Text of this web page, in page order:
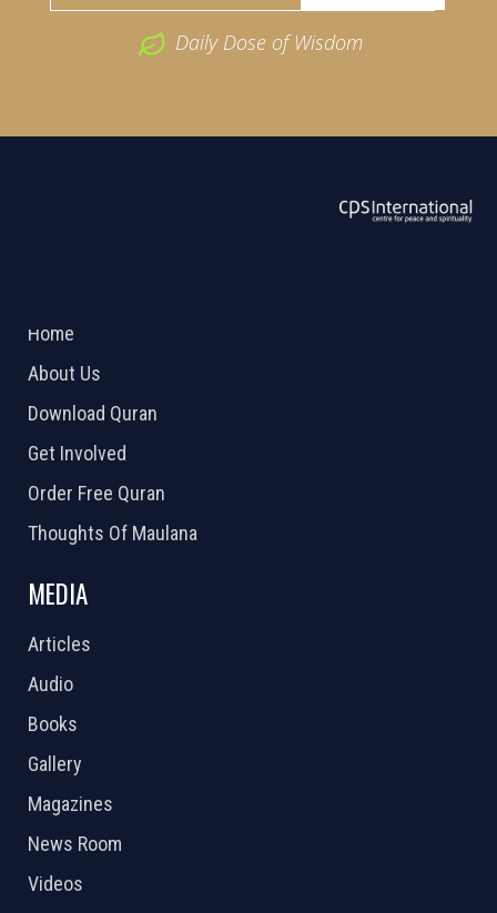
Daily Dose of Wisdom
Home
About Us
Download Quran
Get Involved
Order Free Quran
Thoughts Of Maulana
MEDIA
Articles
Audio
Books
Gallery
Magazines
News Room
Videos